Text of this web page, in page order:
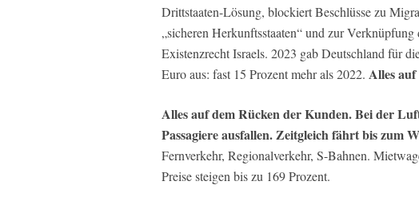
Drittstaaten-Lösung, blockiert Beschlüsse zu
„sicheren Herkunftsstaaten“ und zur
Existenzrecht Israels. 2023 gab Deutschland für
Euro aus: fast 15 Prozent mehr als 2022. Alles
Alles auf dem Rücken der Kunden. Bei der
Passagiere ausfallen. Zeitgleich fährt bis zum
Fernverkehr, Regionalverkehr, S-Bahnen.
Preise steigen bis zu 169 Prozent.